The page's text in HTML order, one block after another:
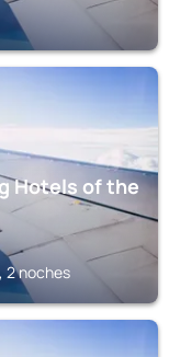
Hotels of the
2 noches